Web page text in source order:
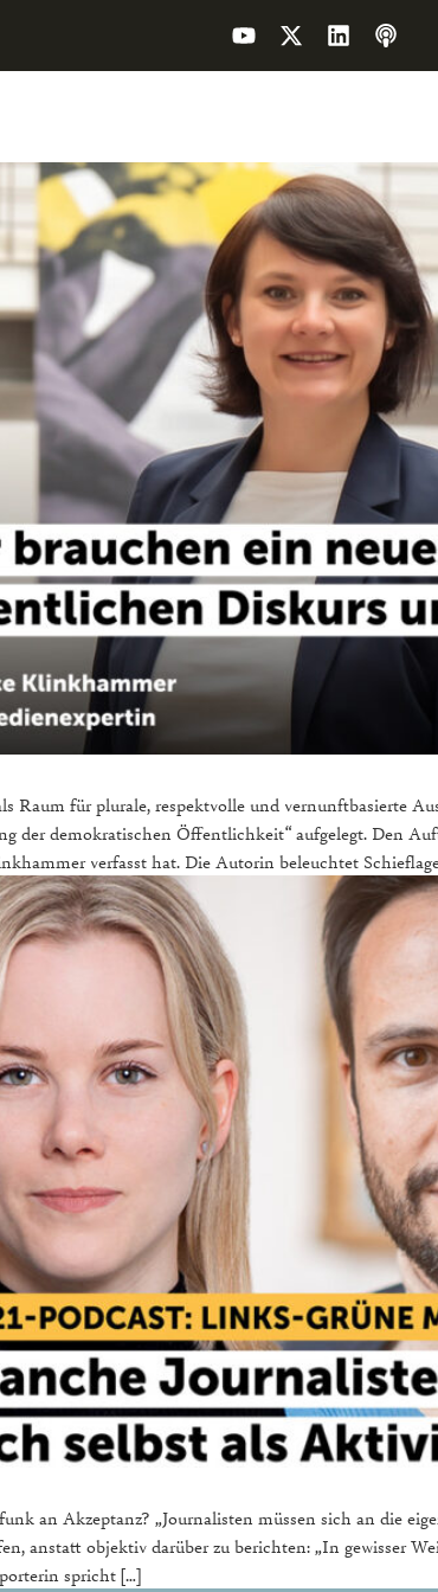
für plurale, respektvolle und vernunftbasierte
der demokratischen Öffentlichkeit“ aufgelegt. Den
verfasst hat. Die Autorin beleuchtet
an Akzeptanz? „Journalisten müssen sich an die
anstatt objektiv darüber zu berichten: „In gewisser
spricht […]